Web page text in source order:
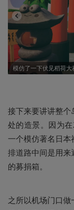
模仿了一下伏见稻荷大
接下来要讲讲整
处的造景。因为
一个模仿著名日
排道路中间是用
的募捐箱。
之所以机场门口